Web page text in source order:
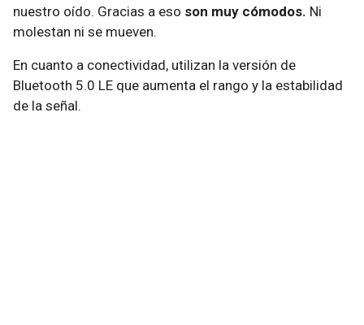
nuestro oído. Gracias a eso son muy cómodos. Ni
molestan ni se mueven.
En cuanto a conectividad, utilizan la versión de
Bluetooth 5.0 LE que aumenta el rango y la estabilidad
de la señal.